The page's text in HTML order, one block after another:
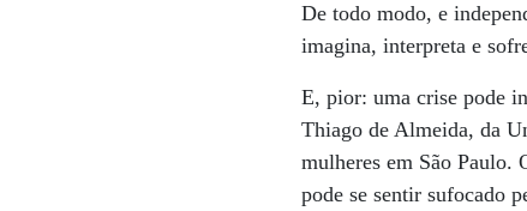
De todo modo, e
imagina, interpreta e
E, pior: uma crise pode
Thiago de Almeida, da
mulheres em São Paulo.
pode se sentir sufocado